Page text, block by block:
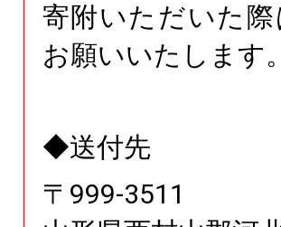
寄附いただいた
お願いいたします。
◆送付先
〒 999-3511